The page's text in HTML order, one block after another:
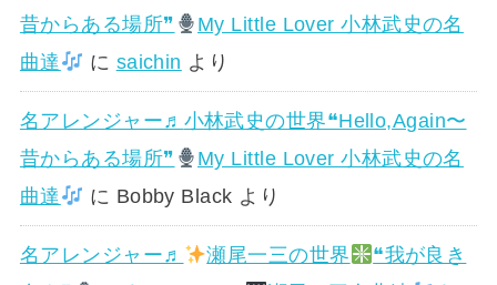
昔からある場所❞
My Little Lover 小林武史の名
曲達
に saichin より
名アレンジャー♬ 小林武史の世界❝Hello,Again〜
昔からある場所❞
My Little Lover 小林武史の名
曲達
に Bobby Black より
名アレンジャー♬ 瀬尾一三の世界
❝我が良き